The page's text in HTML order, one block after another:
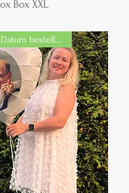
Box XXL
Zum gewünsten Datum bestellbar